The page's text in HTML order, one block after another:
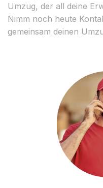
Umzug, der all deine
Nimm noch heute
gemeinsam deinen